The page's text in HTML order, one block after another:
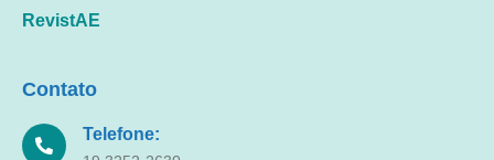
RevistAE
Contato
Telefone: